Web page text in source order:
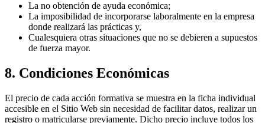
La no obtención de ayuda económica;
La imposibilidad de incorporarse laboralmente en la empresa
donde realizará las prácticas y,
Cualesquiera otras situaciones que no se debieren a supuestos
de fuerza mayor.
8. Condiciones Económicas
El precio de cada acción formativa se muestra en la ficha individual
accesible en el Sitio Web sin necesidad de facilitar datos, realizar un
registro o matricularse previamente. Dicho precio incluye todos los